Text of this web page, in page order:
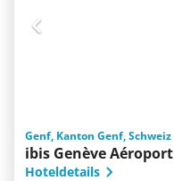
Genf, Kanton Genf, Schweiz
ibis Genève Aéroport
Hoteldetails